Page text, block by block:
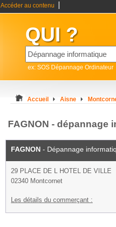
Accéder au contenu
QUI ?
ex: SOS Dépannage Ordinateur
Accueil Aisne
FAGNON - dépannage
FAGNON - Dépannage
29 PLACE DE L HOTEL DE VILLE
02340 Montcornet
Les détails du commerçant :